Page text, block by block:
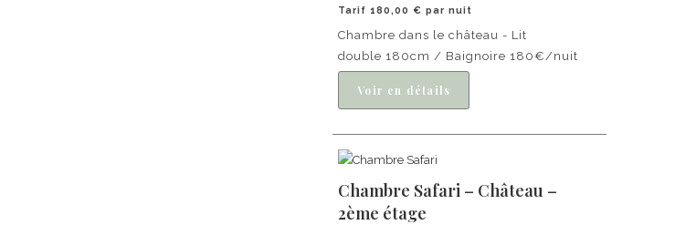
Tarif 180,00 € par nuit
Chambre dans le château - Lit
double 180cm / Baignoire 180€/nuit
Chambre Safari – Château –
2ème étage